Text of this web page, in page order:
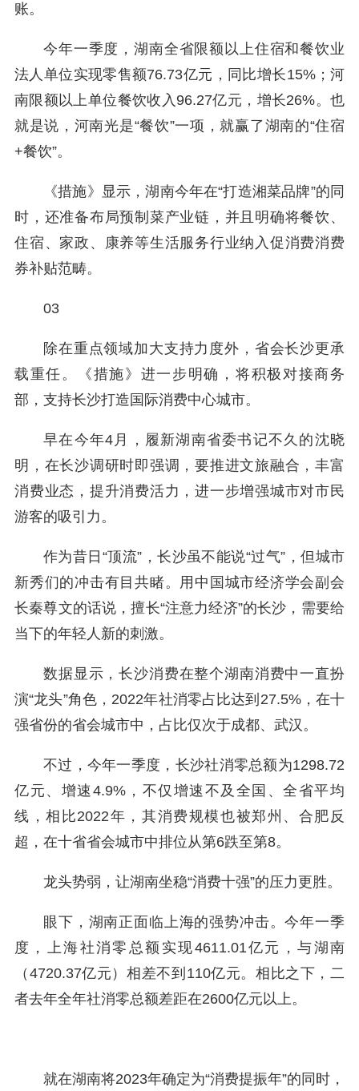
账。
今年一季度，湖南全省限额以上住宿和餐饮业
法人单位实现零售额76.73亿元，同比增长15%；河
南限额以上单位餐饮收入96.27亿元，增长26%。也
就是说，河南光是“餐饮”一项，就赢了湖南的“住宿
+餐饮”。
《措施》显示，湖南今年在“打造湘菜品牌”的同
时，还准备布局预制菜产业链，并且明确将餐饮、
住宿、家政、康养等生活服务行业纳入促消费消费
券补贴范畴。
03
除在重点领域加大支持力度外，省会长沙更承
载重任。《措施》进一步明确，将积极对接商务
部，支持长沙打造国际消费中心城市。
早在今年4月，履新湖南省委书记不久的沈晓
明，在长沙调研时即强调，要推进文旅融合，丰富
消费业态，提升消费活力，进一步增强城市对市民
游客的吸引力。
作为昔日“顶流”，长沙虽不能说“过气”，但城市
新秀们的冲击有目共睹。用中国城市经济学会副会
长秦尊文的话说，擅长“注意力经济”的长沙，需要给
当下的年轻人新的刺激。
数据显示，长沙消费在整个湖南消费中一直扮
演“龙头”角色，2022年社消零占比达到27.5%，在十
强省份的省会城市中，占比仅次于成都、武汉。
不过，今年一季度，长沙社消零总额为1298.72
亿元、增速4.9%，不仅增速不及全国、全省平均
线，相比2022年，其消费规模也被郑州、合肥反
超，在十省省会城市中排位从第6跌至第8。
龙头势弱，让湖南坐稳“消费十强”的压力更胜。
眼下，湖南正面临上海的强势冲击。今年一季
度，上海社消零总额实现4611.01亿元，与湖南
（4720.37亿元）相差不到110亿元。相比之下，二
者去年全年社消零总额差距在2600亿元以上。
就在湖南将2023年确定为“消费提振年”的同时，